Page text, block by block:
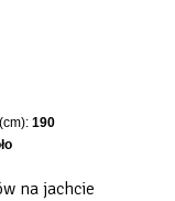
190
na jachcie